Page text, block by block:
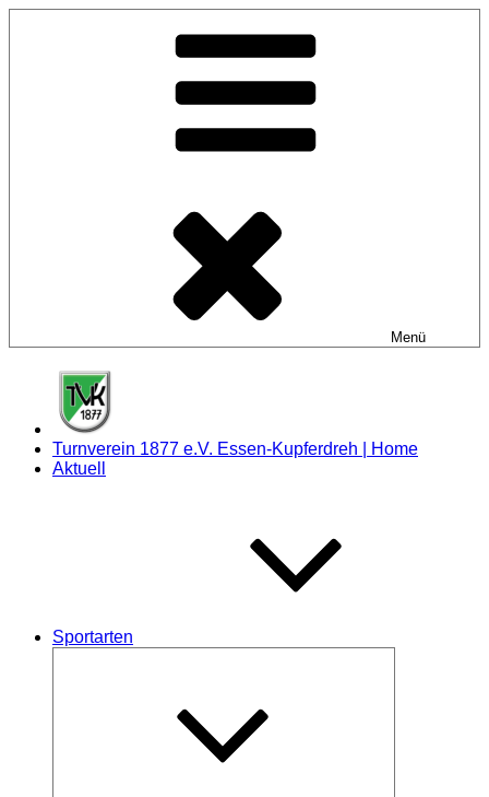
Menü
Turnverein 1877 e.V. Essen-Kupferdreh | Home
Aktuell
Sportarten